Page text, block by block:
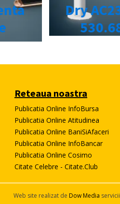
Reteaua noastra
Publicatia Online InfoBursa
Publicatia Online Atitudinea
Publicatia Online BaniSiAfaceri
Publicatia Online InfoBancar
Publicatia Online Cosimo
Citate Celebre - Citate.Club
Web site realizat de Dow Media servicii